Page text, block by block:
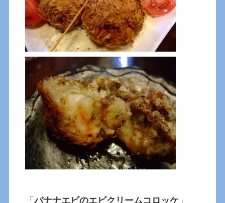
「バナナエビのエビクリームコロッケ 」